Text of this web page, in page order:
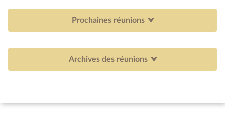
Prochaines réunions
Archives des réunions